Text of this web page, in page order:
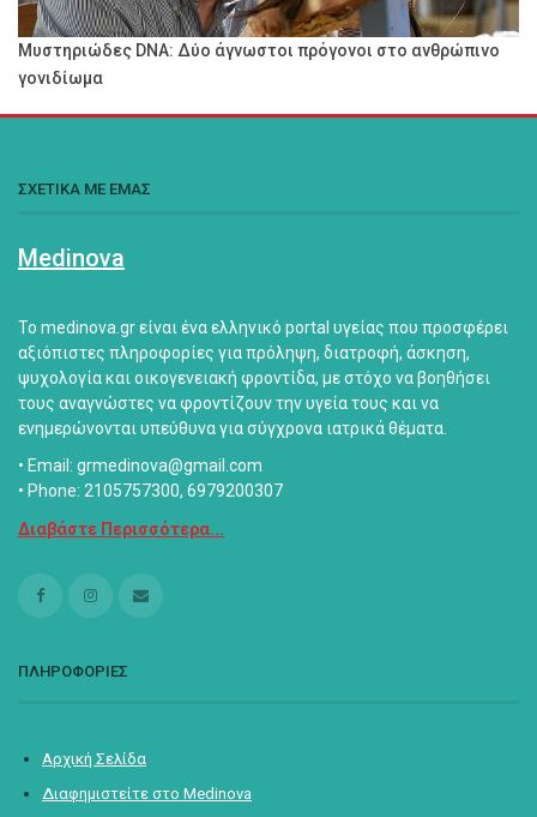
Μυστηριώδες DNA: Δύο άγνωστοι πρόγονοι στο ανθρώπινο
γονιδίωμα
ΣΧΕΤΙΚΑ ΜΕ ΕΜΑΣ
Medinova
Το medinova.gr είναι ένα ελληνικό portal υγείας που προσφέρει
αξιόπιστες πληροφορίες για πρόληψη, διατροφή, άσκηση,
ψυχολογία και οικογενειακή φροντίδα, με στόχο να βοηθήσει
τους αναγνώστες να φροντίζουν την υγεία τους και να
ενημερώνονται υπεύθυνα για σύγχρονα ιατρικά θέματα.
• Email: grmedinova@gmail.com
• Phone: 2105757300, 6979200307
Διαβάστε Περισσότερα...
ΠΛΗΡΟΦΟΡΙΕΣ
Αρχική Σελίδα
Διαφημιστείτε στο Medinova